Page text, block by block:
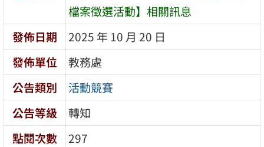
檔案徵選活動】相關訊息
發佈日期
2025 年 10 月 20 日
發佈單位
教務處
公告類別
活動競賽
公告等級
轉知
點閱次數
297